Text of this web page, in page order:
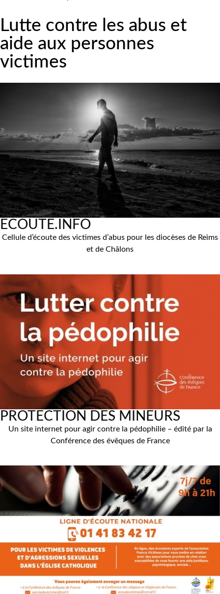
Lutte contre les abus et
aide aux personnes
victimes
ECOUTE.INFO
Cellule d’écoute des victimes d’abus pour les diocèses de Reims
et de Châlons
PROTECTION DES MINEURS
Un site internet pour agir contre la pédophilie – édité par la
Conférence des évêques de France